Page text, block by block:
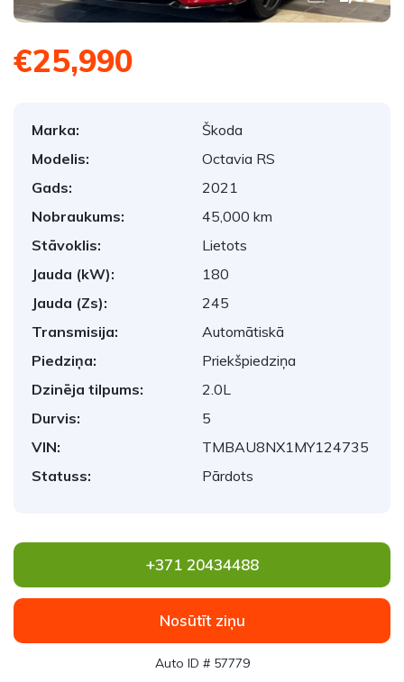
€25,990
Marka:
Škoda
Modelis:
Octavia RS
Gads:
2021
Nobraukums:
45,000 km
Stāvoklis:
Lietots
Jauda (kW):
180
Jauda (Zs):
245
Transmisija:
Automātiskā
Piedziņa:
Priekšpiedziņa
Dzinēja tilpums:
2.0L
Durvis:
5
VIN:
TMBAU8NX1MY124735
Statuss:
Pārdots
+371 20434488
Nosūtīt ziņu
Auto ID # 57779